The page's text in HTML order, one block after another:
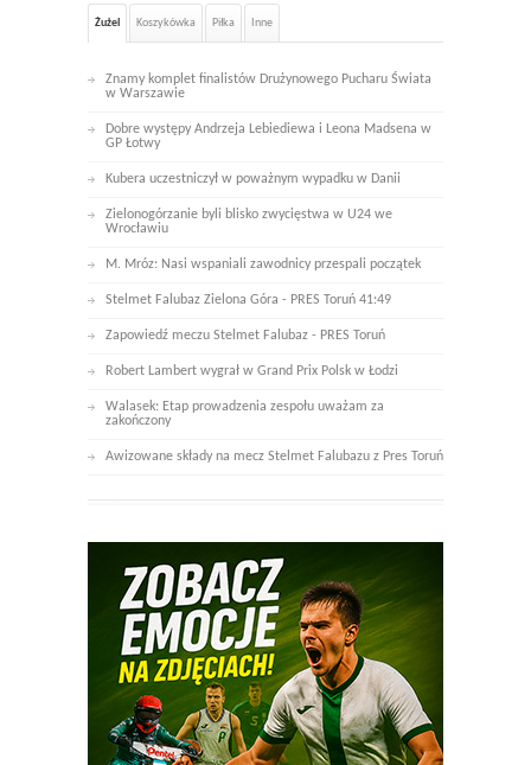
Żużel Koszykówka Piłka Inne
Znamy komplet finalistów Drużynowego Pucharu Świata
w Warszawie
Dobre występy Andrzeja Lebiediewa i Leona Madsena w
GP Łotwy
Kubera uczestniczył w poważnym wypadku w Danii
Zielonogórzanie byli blisko zwycięstwa w U24 we
Wrocławiu
M. Mróz: Nasi wspaniali zawodnicy przespali początek
Stelmet Falubaz Zielona Góra - PRES Toruń 41:49
Zapowiedź meczu Stelmet Falubaz - PRES Toruń
Robert Lambert wygrał w Grand Prix Polsk w Łodzi
Walasek: Etap prowadzenia zespołu uważam za
zakończony
Awizowane składy na mecz Stelmet Falubazu z Pres Toruń